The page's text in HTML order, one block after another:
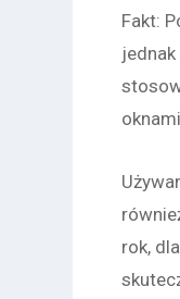
Fakt:
rok,